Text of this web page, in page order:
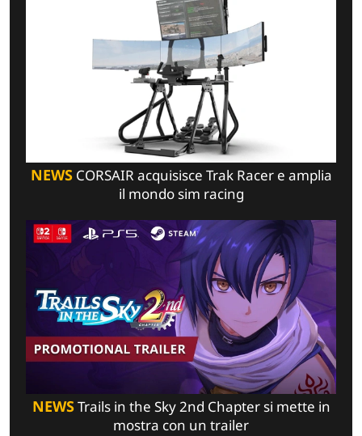
NEWSCORSAIR acquisisce Trak Racer e amplia
il mondo sim racing
NEWSTrails in the Sky 2nd Chapter si mette in
mostra con un trailer